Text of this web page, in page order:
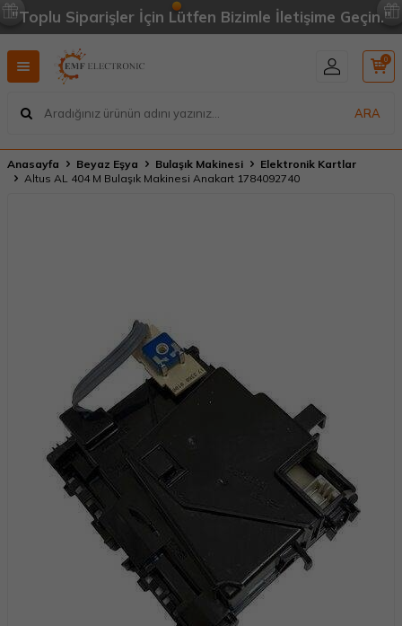
"Toplu Siparişler İçin Lütfen Bizimle İletişime Geçin."
ARA
0
Anasayfa Beyaz Eşya Bulaşık Makinesi
Elektronik Kartlar
Altus AL 404 M Bulaşık Makinesi Anakart 1784092740